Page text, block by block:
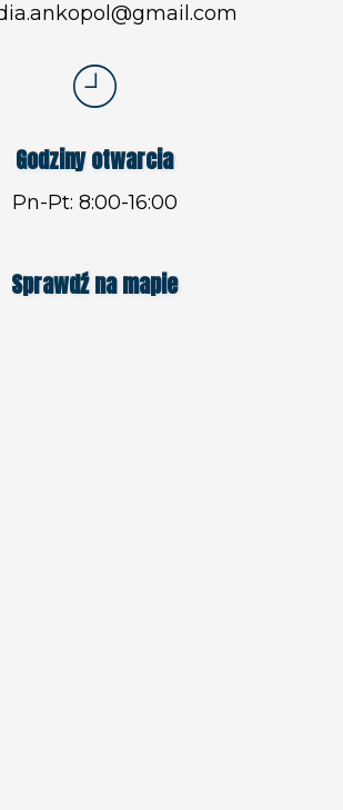
Godziny otwarcia
Pn-Pt: 8:00-16:00
Sprawdź na mapie